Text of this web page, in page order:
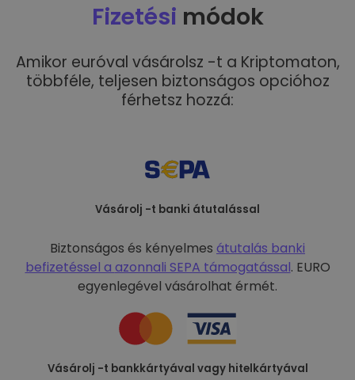
Fizetési módok
Amikor euróval vásárolsz -t a Kriptomaton,
többféle, teljesen biztonságos opcióhoz
férhetsz hozzá:
Vásárolj -t banki átutalással
Biztonságos és kényelmes átutalás banki
befizetéssel a azonnali SEPA támogatással. EURO
egyenlegével vásárolhat érmét.
Vásárolj -t bankkártyával vagy hitelkártyával